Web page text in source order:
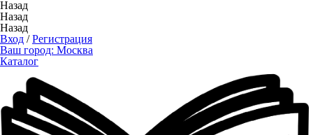
Назад
Назад
Назад
Вход /Регистрация
Ваш город: Москва
Каталог